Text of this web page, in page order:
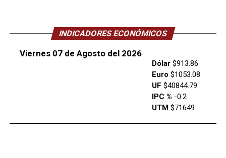
INDICADORES ECONÓMICOS
Viernes 07 de Agosto del 2026
Dólar$913.86
Euro $1053.08
UF $40844.79
IPC % -0.2
UTM $71649